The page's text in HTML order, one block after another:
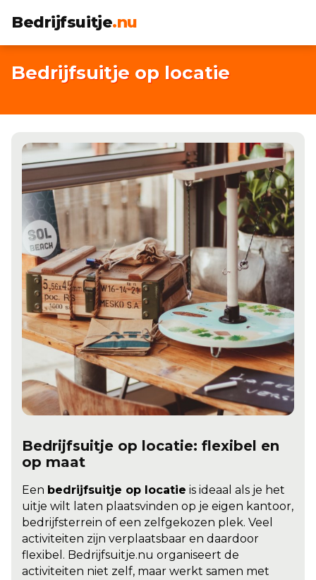
Bedrijfsuitje.nu
Bedrijfsuitje op locatie
Bedrijfsuitje op locatie: flexibel en
op maat
Een bedrijfsuitje op locatie is ideaal als je het
uitje wilt laten plaatsvinden op je eigen kantoor,
bedrijfsterrein of een zelfgekozen plek. Veel
activiteiten zijn verplaatsbaar en daardoor
flexibel. Bedrijfsuitje.nu organiseert de
activiteiten niet zelf, maar werkt samen met